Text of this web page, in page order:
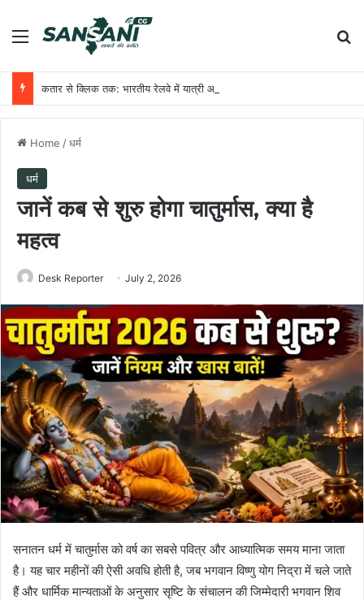
Menu
कतार से क्लिक तक: भारतीय रेलवे में यात्री आरक्षण के चार दशक
Home /धर्म
धर्म
जानें कब से शुरु होगा चातुर्मास, क्या है
महत्व
Desk Reporter July 2, 2026
सनातन धर्म में चातुर्मास को वर्ष का सबसे पवित्र और आध्यात्मिक समय माना जाता
है। यह चार महीनों की ऐसी अवधि होती है, जब भगवान विष्णु योग निद्रा में चले जाते
हैं और धार्मिक मान्यताओं के अनुसार सृष्टि के संचालन की जिम्मेदारी भगवान शिव